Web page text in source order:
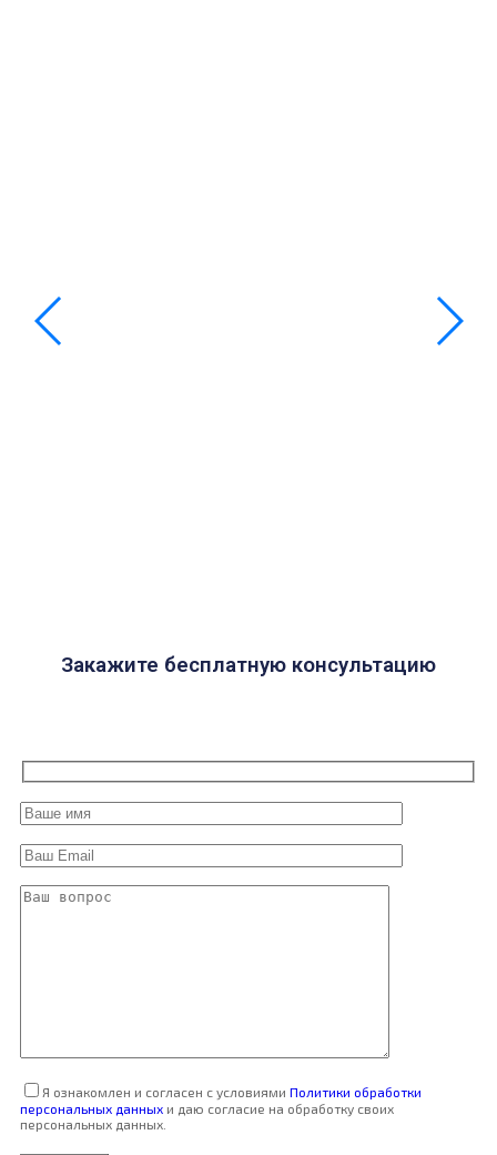
Закажите бесплатную консультацию
Я ознакомлен и согласен с условиями Политики обработки
персональных данных и даю согласие на обработку своих
персональных данных.